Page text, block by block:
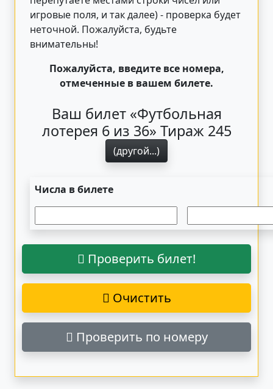
игровые поля, и так далее) - проверка будет
неточной. Пожалуйста, будьте
внимательны!
Пожалуйста, введите все номера,
отмеченные в вашем билете.
Ваш билет «Футбольная
лотерея 6 из 36» Тираж 245
(другой...)
Числа в билете
Проверить билет!
Очистить
Проверить по номеру